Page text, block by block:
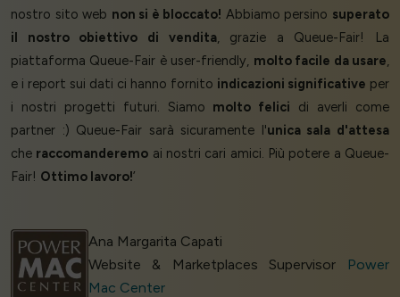
nostro sito web non si è bloccato! Abbiamo persino superato
il nostro obiettivo di vendita, grazie a Queue-Fair! La
piattaforma Queue-Fair è user-friendly, molto facile da usare,
e i report sui dati ci hanno fornito indicazioni significative per
i nostri progetti futuri. Siamo molto felici di averli come
partner :) Queue-Fair sarà sicuramente l'unica sala d'attesa
che raccomanderemo ai nostri cari amici. Più potere a Queue-
Fair! Ottimo lavoro!’
Ana Margarita Capati
Website & Marketplaces Supervisor
Power
Mac Center